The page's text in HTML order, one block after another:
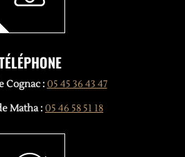
Cognac :05 45 36 43 47
Matha :05 46 58 51 18